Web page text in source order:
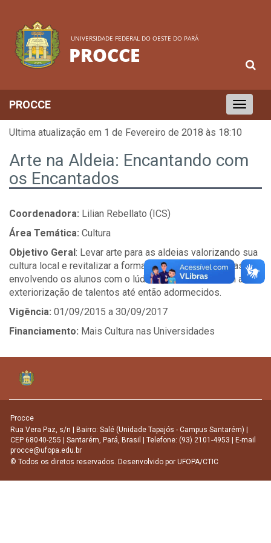
UNIVERSIDADE FEDERAL DO OESTE DO PARÁ
PROCCE
Toggle
navigation
PROCCE
Ultima atualização em 1 de Fevereiro de 2018 às 18:10
Arte na Aldeia: Encantando com
os Encantados
Coordenadora: Lilian Rebellato (ICS)
Área Temática: Cultura
Objetivo Geral: Levar arte para as aldeias valorizando sua
cultura local e revitalizar a forma de ensino nas escolas
envolvendo os alunos com o lúdico, permitindo assim a
exteriorização de talentos até então adormecidos.
Vigência: 01/09/2015 a 30/09/2017
Financiamento: Mais Cultura nas Universidades
Procce
Rua Vera Paz, s/n | Bairro: Salé (Unidade Tapajós - Campus Santarém) |
CEP 68040-255 | Santarém, Pará, Brasil | Telefone: (93) 2101-4953 | E-mail
procce@ufopa.edu.br
© Todos os diretos reservados. Desenvolvido por UFOPA/CTIC